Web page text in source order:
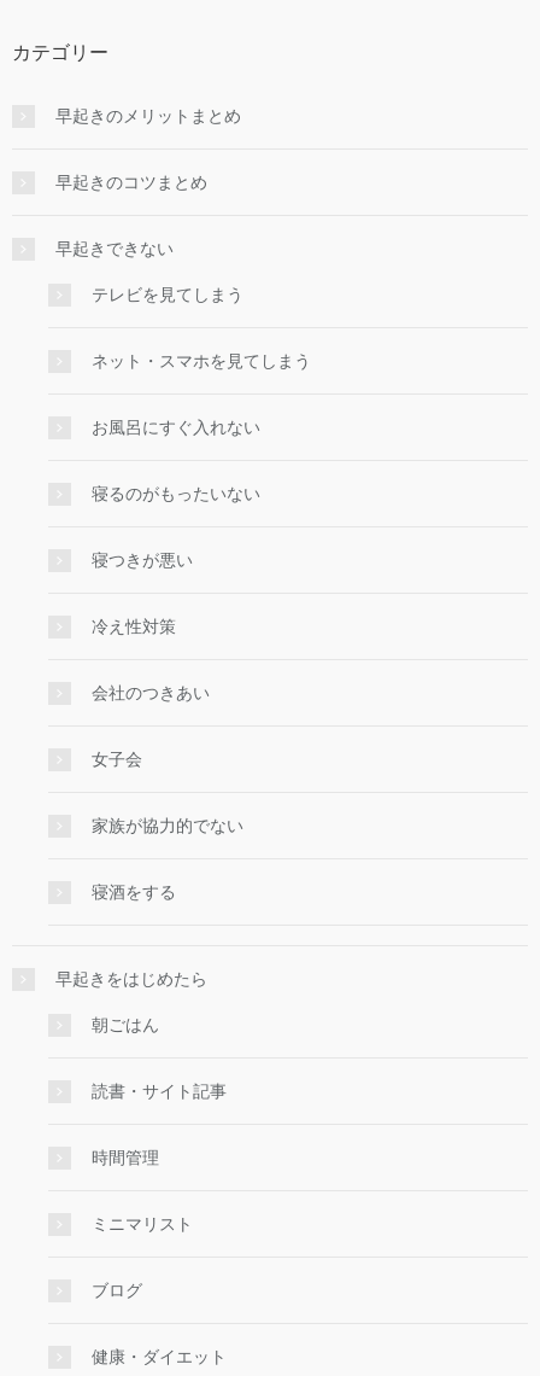
カテゴリー
早起きのメリットまとめ
早起きのコツまとめ
早起きできない
テレビを見てしまう
ネット・スマホを見てしまう
お風呂にすぐ入れない
寝るのがもったいない
寝つきが悪い
冷え性対策
会社のつきあい
女子会
家族が協力的でない
寝酒をする
早起きをはじめたら
朝ごはん
読書・サイト記事
時間管理
ミニマリスト
ブログ
健康・ダイエット